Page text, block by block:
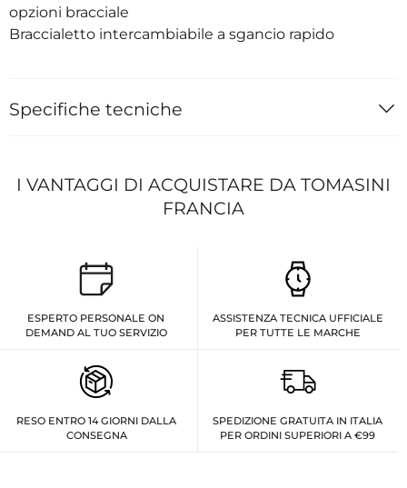
opzioni bracciale
Braccialetto intercambiabile a sgancio rapido
Specifiche tecniche
I VANTAGGI DI ACQUISTARE DA TOMASINI
FRANCIA
ESPERTO PERSONALE ON
DEMAND AL TUO SERVIZIO
ASSISTENZA TECNICA UFFICIALE
PER TUTTE LE MARCHE
RESO ENTRO 14 GIORNI DALLA
CONSEGNA
SPEDIZIONE GRATUITA IN ITALIA
PER ORDINI SUPERIORI A €99